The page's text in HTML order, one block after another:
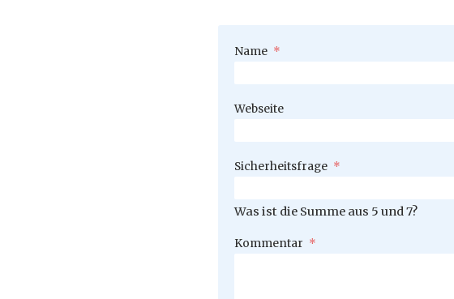
Pflichtfeld
Name *
Webseite
Pflichtfeld
Sicherheitsfrage *
Was ist die Summe aus 5 und 7?
Pflichtfeld
Kommentar *